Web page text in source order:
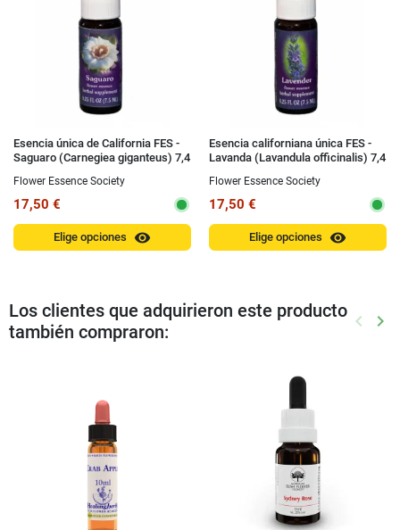
Esencia única de California FES -
Saguaro (Carnegiea giganteus) 7,4
Flower Essence Society
17,50 €
Elige opciones visibility
Esencia californiana única FES -
Lavanda (Lavandula officinalis) 7,4
Flower Essence Society
17,50 €
Elige opciones visibility
Los clientes que adquirieron este producto
también compraron:
keyboard_arrow_left keyboard_arrow_right